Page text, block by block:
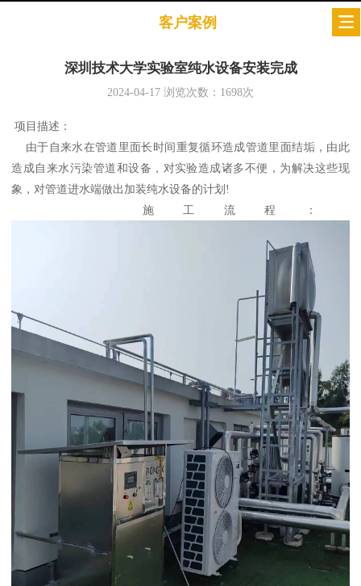
客户案例
深圳技术大学实验室纯水设备安装完成
2024-04-17 浏览次数： 1698次
项目描述：
由于自来水在管道里面长时间重复循环造成管道里面结垢，由此
造成自来水污染管道和设备，对实验造成诸多不便，为解决这些现
象，对管道进水端做出加装纯水设备的计划!
施工流程：